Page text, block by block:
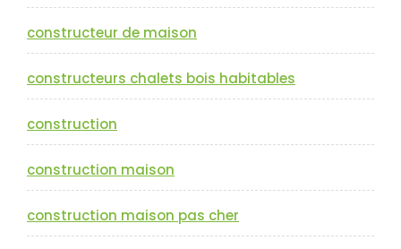
constructeur de maison
constructeurs chalets bois habitables
construction
construction maison
construction maison pas cher